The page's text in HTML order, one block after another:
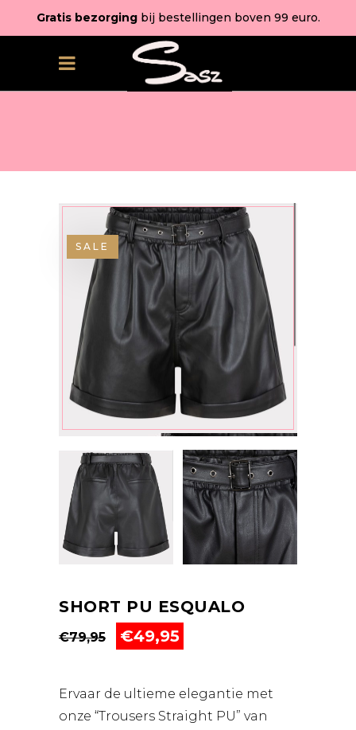
Gratis bezorgingbij bestellingen boven 99 euro.
SALE
SHORT PU ESQUALO
€79,95
Oorspronkelijke
prijs
€79,95.
€49,95
prijs
€49,95.
Ervaar de ultieme elegantie met
onze “Trousers Straight PU” van